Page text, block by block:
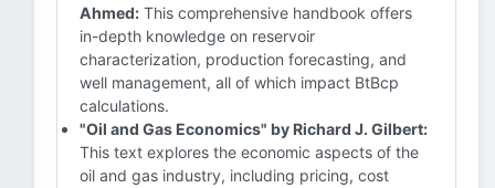
Ahmed: This comprehensive handbook offers
in-depth knowledge on reservoir
characterization, production forecasting, and
well management, all of which impact BtBcp
calculations.
"Oil and Gas Economics" by Richard J. Gilbert:
This text explores the economic aspects of the
oil and gas industry, including pricing, cost